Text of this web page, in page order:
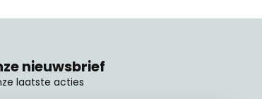
nieuwsbrief
laatste acties